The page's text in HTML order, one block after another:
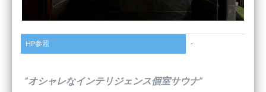
HP参照 -
”オシャレなインテリジェンス個室サウナ”